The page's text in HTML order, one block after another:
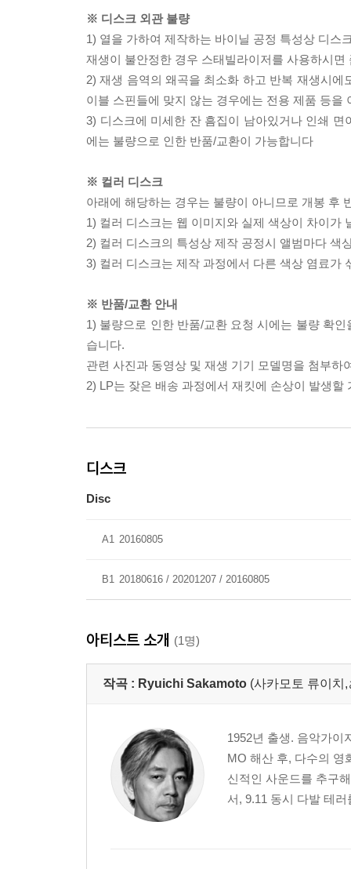
※ 디스크 외관 불량
1) 열을 가하여 제작하는 바이닐 공정 특성상 디스
재생이 불안정한 경우 스태빌라이저를 사용하시
2) 재생 음역의 왜곡을 최소화 하고 반복 재생시
이블 스핀들에 맞지 않는 경우에는 전용 제품 등
3) 디스크에 미세한 잔 흠집이 남아있거나 인쇄
에는 불량으로 인한 반품/교환이 가능합니다
※ 컬러 디스크
아래에 해당하는 경우는 불량이 아니므로 개봉 후
1) 컬러 디스크는 웹 이미지와 실제 색상이 차이가
2) 컬러 디스크의 특성상 제작 공정시 앨범마다 색
3) 컬러 디스크는 제작 과정에서 다른 색상 염료가
※ 반품/교환 안내
1) 불량으로 인한 반품/교환 요청 시에는 불량 확
습니다.
관련 사진과 동영상 및 재생 기기 모델명을 첨부하
2) LP는 잦은 배송 과정에서 재킷에 손상이 발생
디스크
Disc
A1 20160805
B1 20180616 / 20201207 / 20160805
아티스트 소개 (1명)
작곡 : Ryuichi Sakamoto (사카모토 류이치
1952년 출생. 음악가이
MO 해산 후, 다수의 영
신적인 사운드를 추구
서, 9.11 동시 다발 테